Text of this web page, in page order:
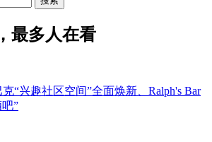
最多人在看
“兴趣社区空间”全面焕新、Ralph's Bar
”